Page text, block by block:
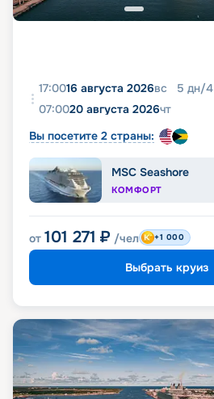
17:0016 августа 2026вс 5 дн/4
07:0020 августа 2026чт
Вы посетите 2 страны:
MSC Seashore
КОМФОРТ
от 101 271 ₽ /чел +1 000
Выбрать круиз